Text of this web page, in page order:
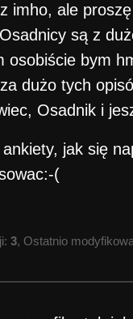
imho, ale
są z
osobiście bym
dużo tych
Osadnik i
ankiety, jak się
(
3, Ostatnio